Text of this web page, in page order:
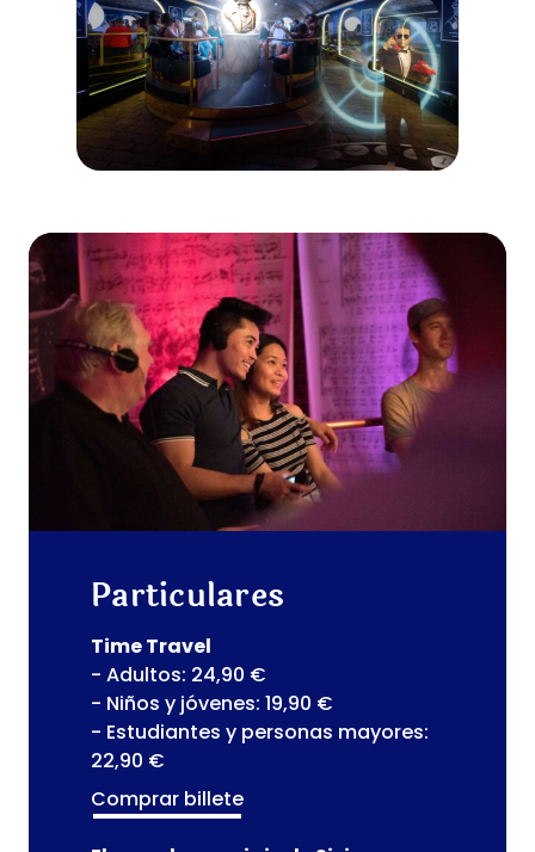
Particulares
Time Travel
- Adultos: 24,90 €
- Niños y jóvenes: 19,90 €
- Estudiantes y personas mayores:
22,90 €
Comprar billete